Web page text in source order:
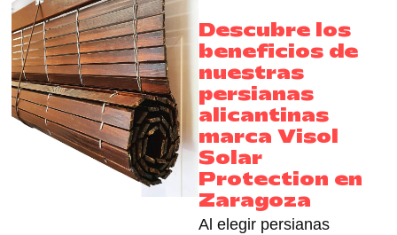
Descubre los
beneficios de
nuestras
persianas
alicantinas
marca Visol
Solar
Protection en
Zaragoza
Al elegir persianas